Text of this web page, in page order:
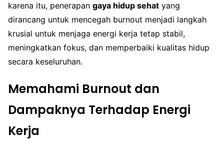
karena itu, penerapan gaya hidup sehat yang
dirancang untuk mencegah burnout menjadi langkah
krusial untuk menjaga energi kerja tetap stabil,
meningkatkan fokus, dan memperbaiki kualitas hidup
secara keseluruhan.
Memahami Burnout dan
Dampaknya Terhadap Energi
Kerja